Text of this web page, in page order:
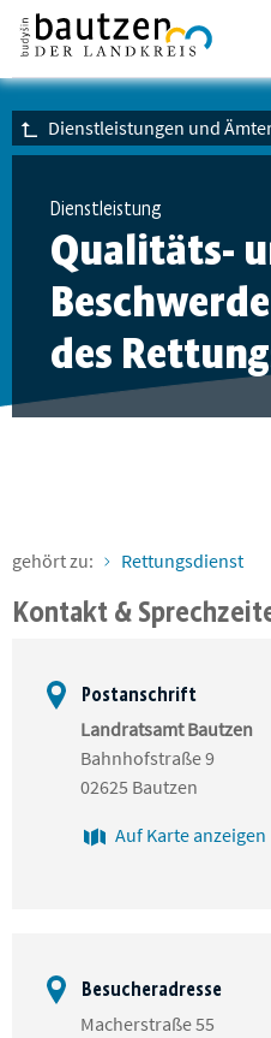
Dienstleistungen und
Dienstleistung
Qualitäts-
des
gehört zu: Rettungsdienst
Kontakt &
Postanschrift
Landratsamt Bautzen
Bahnhofstraße 9
02625 Bautzen
Auf Karte anzeigen
Besucheradresse
Macherstraße 55